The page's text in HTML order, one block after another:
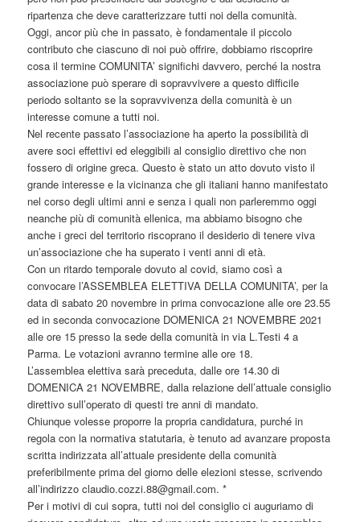
ripartenza che deve caratterizzare tutti noi della comunità.
Oggi, ancor più che in passato, è fondamentale il piccolo
contributo che ciascuno di noi può offrire, dobbiamo riscoprire
cosa il termine COMUNITA’ significhi davvero, perché la nostra
associazione può sperare di sopravvivere a questo difficile
periodo soltanto se la sopravvivenza della comunità è un
interesse comune a tutti noi.
Nel recente passato l’associazione ha aperto la possibilità di
avere soci effettivi ed eleggibili al consiglio direttivo che non
fossero di origine greca. Questo è stato un atto dovuto visto il
grande interesse e la vicinanza che gli italiani hanno manifestato
nel corso degli ultimi anni e senza i quali non parleremmo oggi
neanche più di comunità ellenica, ma abbiamo bisogno che
anche i greci del territorio riscoprano il desiderio di tenere viva
un’associazione che ha superato i venti anni di età.
Con un ritardo temporale dovuto al covid, siamo così a
convocare l’ASSEMBLEA ELETTIVA DELLA COMUNITA’, per la
data di sabato 20 novembre in prima convocazione alle ore 23.55
ed in seconda convocazione DOMENICA 21 NOVEMBRE 2021
alle ore 15 presso la sede della comunità in via L.Testi 4 a
Parma. Le votazioni avranno termine alle ore 18.
L’assemblea elettiva sarà preceduta, dalle ore 14.30 di
DOMENICA 21 NOVEMBRE, dalla relazione dell’attuale consiglio
direttivo sull’operato di questi tre anni di mandato.
Chiunque volesse proporre la propria candidatura, purché in
regola con la normativa statutaria, è tenuto ad avanzare proposta
scritta indirizzata all’attuale presidente della comunità
preferibilmente prima del giorno delle elezioni stesse, scrivendo
all’indirizzo claudio.cozzi.88@gmail.com. *
Per i motivi di cui sopra, tutti noi del consiglio ci auguriamo di